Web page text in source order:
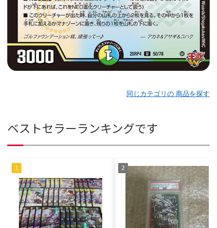
同じカテゴリの 商品を探す
ベストセラーランキングです